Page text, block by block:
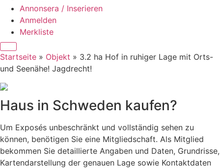
Annonsera / Inserieren
Anmelden
Merkliste
Startseite » Objekt » 3.2 ha Hof in ruhiger Lage mit Orts-
und Seenähe! Jagdrecht!
Haus in Schweden kaufen?
Um Exposés unbeschränkt und vollständig sehen zu
können, benötigen Sie eine Mitgliedschaft. Als Mitglied
bekommen Sie detaillierte Angaben und Daten, Grundrisse,
Kartendarstellung der genauen Lage sowie Kontaktdaten